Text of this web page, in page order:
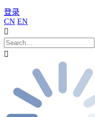
登录
CN EN